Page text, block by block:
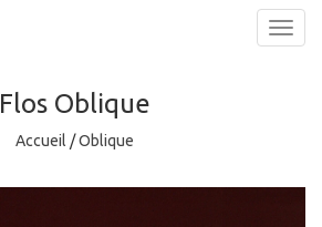
Flos Oblique
Accueil /Oblique